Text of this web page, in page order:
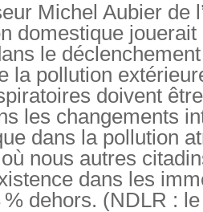
Michel Aubier de
domestique
le
la pollution
doivent
les changements
dans la pollution
nous autres
dans les
dehors. (NDLR :